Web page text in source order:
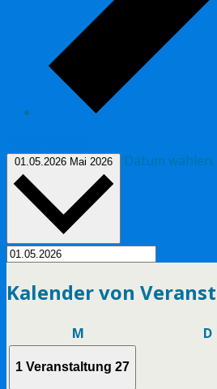
01.05.2026 Mai 2026 Datum wählen.
Kalender von
M D
1 Veranstaltung 27